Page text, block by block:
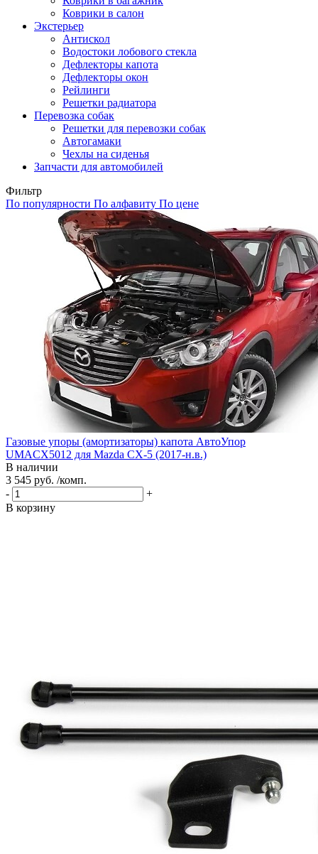
Коврики в салон
Экстерьер
Антискол
Водостоки лобового стекла
Дефлекторы капота
Дефлекторы окон
Рейлинги
Решетки радиатора
Перевозка собак
Решетки для перевозки собак
Автогамаки
Чехлы на сиденья
Запчасти для автомобилей
Фильтр
По популярности По алфавиту По цене
Газовые упоры (амортизаторы) капота АвтоУпор
UMACX5012 для Mazda CX-5 (2017-н.в.)
В наличии
3 545 руб. /комп.
-
+
В корзину